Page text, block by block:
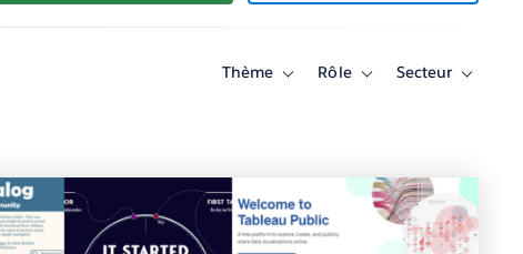
Thème
ToggleRôle
ToggleSecteur
Toggle